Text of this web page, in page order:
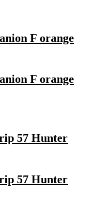
F orange
F orange
57 Hunter
57 Hunter